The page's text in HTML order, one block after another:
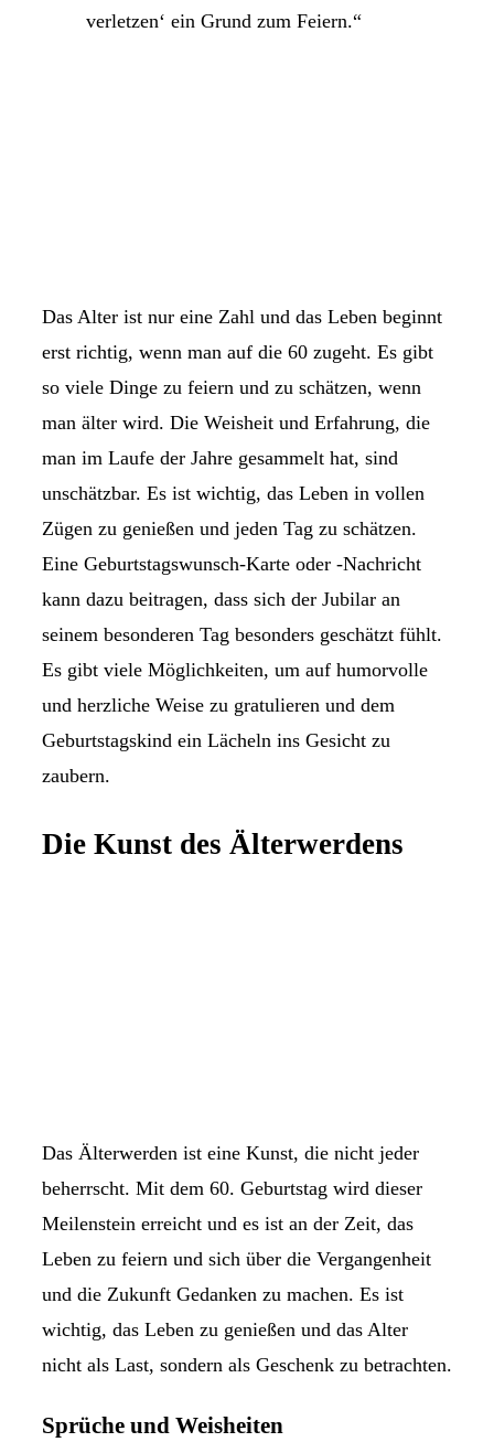
verletzen‘ ein Grund zum Feiern.“
Das Alter ist nur eine Zahl und das Leben beginnt
erst richtig, wenn man auf die 60 zugeht. Es gibt
so viele Dinge zu feiern und zu schätzen, wenn
man älter wird. Die Weisheit und Erfahrung, die
man im Laufe der Jahre gesammelt hat, sind
unschätzbar. Es ist wichtig, das Leben in vollen
Zügen zu genießen und jeden Tag zu schätzen.
Eine Geburtstagswunsch-Karte oder -Nachricht
kann dazu beitragen, dass sich der Jubilar an
seinem besonderen Tag besonders geschätzt fühlt.
Es gibt viele Möglichkeiten, um auf humorvolle
und herzliche Weise zu gratulieren und dem
Geburtstagskind ein Lächeln ins Gesicht zu
zaubern.
Die Kunst des Älterwerdens
Das Älterwerden ist eine Kunst, die nicht jeder
beherrscht. Mit dem 60. Geburtstag wird dieser
Meilenstein erreicht und es ist an der Zeit, das
Leben zu feiern und sich über die Vergangenheit
und die Zukunft Gedanken zu machen. Es ist
wichtig, das Leben zu genießen und das Alter
nicht als Last, sondern als Geschenk zu betrachten.
Sprüche und Weisheiten